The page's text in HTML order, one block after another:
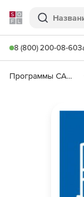
Softline
Поиск
8 (800) 200-08-60
Программы САПР и ГИС